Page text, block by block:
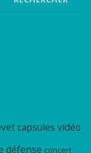
capsules vidéo
défense concert